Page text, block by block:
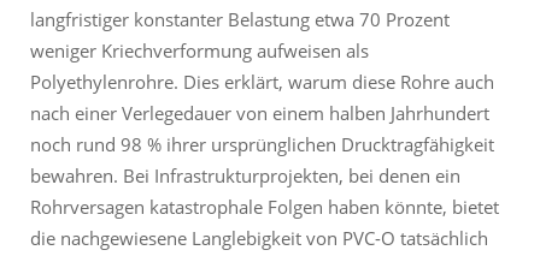
langfristiger konstanter Belastung etwa 70 Prozent
weniger Kriechverformung aufweisen als
Polyethylenrohre. Dies erklärt, warum diese Rohre auch
nach einer Verlegedauer von einem halben Jahrhundert
noch rund 98 % ihrer ursprünglichen Drucktragfähigkeit
bewahren. Bei Infrastrukturprojekten, bei denen ein
Rohrversagen katastrophale Folgen haben könnte, bietet
die nachgewiesene Langlebigkeit von PVC-O tatsächlich